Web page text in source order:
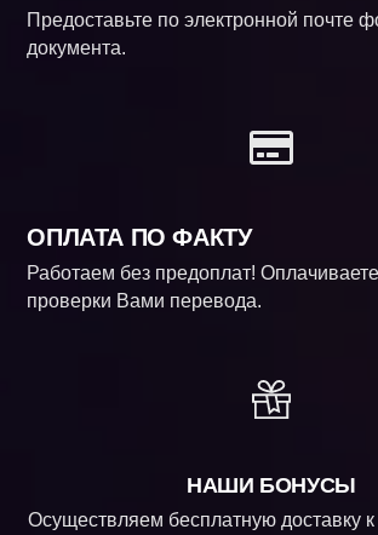
Предоставьте по электронной почте
документа.
ОПЛАТА ПО ФАКТУ
Работаем без предоплат!
проверки Вами перевода.
НАШИ БОНУСЫ
Осуществляем бесплатную доставку